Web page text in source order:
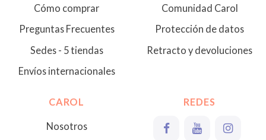
Cómo comprar
Preguntas Frecuentes
Sedes - 5 tiendas
Envíos internacionales
Comunidad Carol
Protección de datos
Retracto y devoluciones
CAROL
Nosotros
REDES